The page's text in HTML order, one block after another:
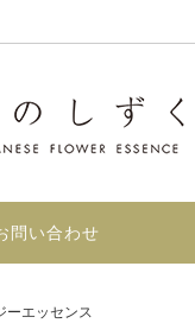
ス問い合わせ
ーエッセンス